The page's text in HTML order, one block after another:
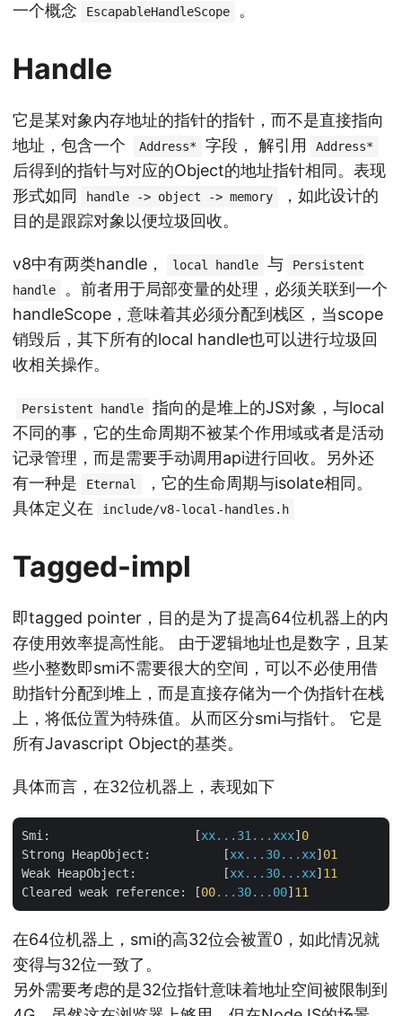
一个概念
EscapableHandleScope 。
Handle
它是某对象内存地址的指针的指针，而不是直接指向
地址，包含一个
Address* 字段， 解引用 Address*
后得到的指针与对应的Object的地址指针相同。表现
形式如同
handle -> object -> memory
，如此设计的
目的是跟踪对象以便垃圾回收。
v8中有两类handle， local handle 与
Persistent
handle
。前者用于局部变量的处理，必须关联到一个
handleScope，意味着其必须分配到栈区，当scope
销毁后，其下所有的local handle也可以进行垃圾回
收相关操作。
Persistent handle
指向的是堆上的JS对象，与local
不同的事，它的生命周期不被某个作用域或者是活动
记录管理，而是需要手动调用api进行回收。另外还
有一种是
Eternal
，它的生命周期与isolate相同。
具体定义在
include/v8-local-handles.h
Tagged-impl
即tagged pointer，目的是为了提高64位机器上的内
存使用效率提高性能。 由于逻辑地址也是数字，且某
些小整数即smi不需要很大的空间，可以不必使用借
助指针分配到堆上，而是直接存储为一个伪指针在栈
上，将低位置为特殊值。从而区分smi与指针。 它是
所有Javascript Object的基类。
具体而言，在32位机器上，表现如下
Smi: [xx...31...xxx] 0
Strong HeapObject:
	    [
xx...30...xx] 01
Weak HeapObject:
	    [
xx...30...xx] 11
Cleared weak reference:
	[
00...30...00] 11
在64位机器上，smi的高32位会被置0，如此情况就
变得与32位一致了。
另外需要考虑的是32位指针意味着地址空间被限制到